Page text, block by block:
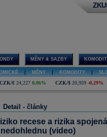
MĚNY & SAZBY
MĚNY KOMODITY
CZK/€ 24,227 0,06% CZK/$ 20,959 -0,29%
Detail - články
recese a rizika
(video)